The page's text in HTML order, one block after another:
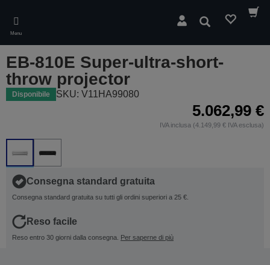
main
content
Menu
Cerca
EB-810E Super-ultra-short-
throw projector
Disponibile SKU: V11HA99080
5.062,99 €
IVA inclusa (4.149,99 € IVA esclusa)
Consegna standard gratuita
Consegna standard gratuita su tutti gli ordini superiori a 25 €.
Reso facile
Reso entro 30 giorni dalla consegna. Per saperne di più